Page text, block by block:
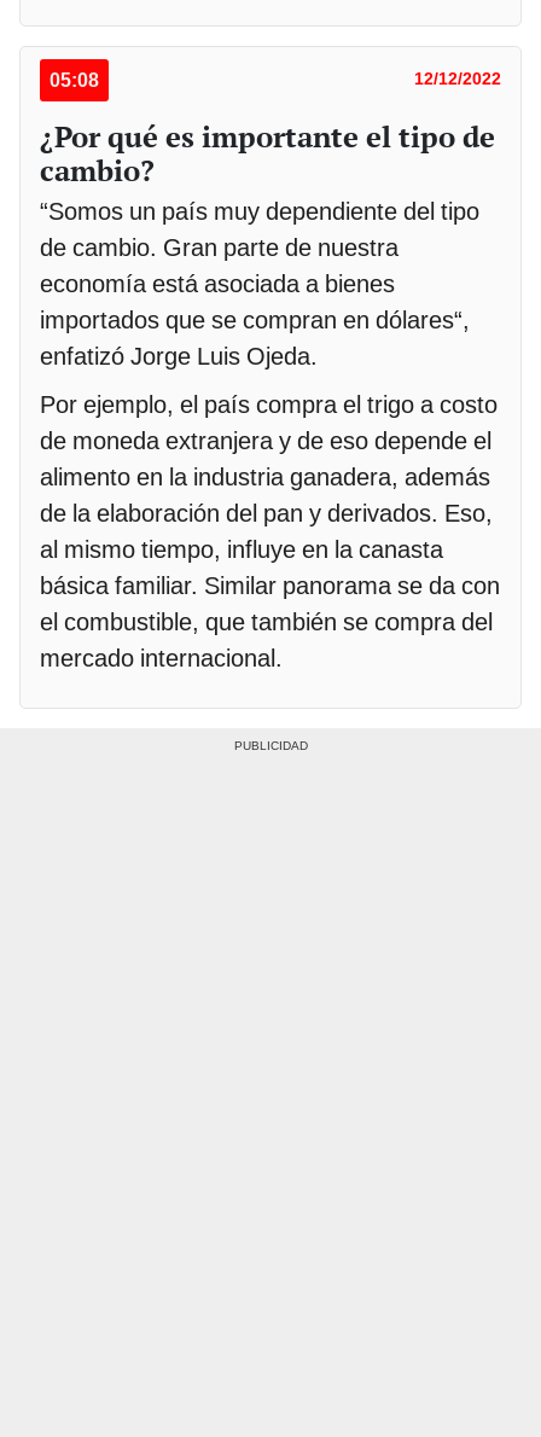
05:08 12/12/2022
¿Por qué es importante el tipo de
cambio?
“Somos un país muy dependiente del tipo
de cambio. Gran parte de nuestra
economía está asociada a bienes
importados que se compran en dólares“,
enfatizó Jorge Luis Ojeda.
Por ejemplo, el país compra el trigo a costo
de moneda extranjera y de eso depende el
alimento en la industria ganadera, además
de la elaboración del pan y derivados. Eso,
al mismo tiempo, influye en la canasta
básica familiar. Similar panorama se da con
el combustible, que también se compra del
mercado internacional.